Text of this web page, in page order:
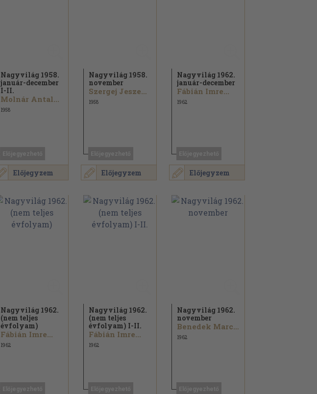
Előjegyzem
Nagyvilág 1958.
január-december
I-II.
Molnár Antal...
1958
Előjegyzem
Nagyvilág 1958.
november
Szergej Jeszenyin...
1958
Előjegyzem
Nagyvilág 1962.
január-december
Fábián Imre...
1962
Nagyvilág 1962.
(nem teljes
évfolyam)
Fábián Imre...
1962
Nagyvilág 1962.
(nem teljes
évfolyam) I-II.
Fábián Imre...
1962
Nagyvilág 1962.
november
Benedek Marcell...
1962